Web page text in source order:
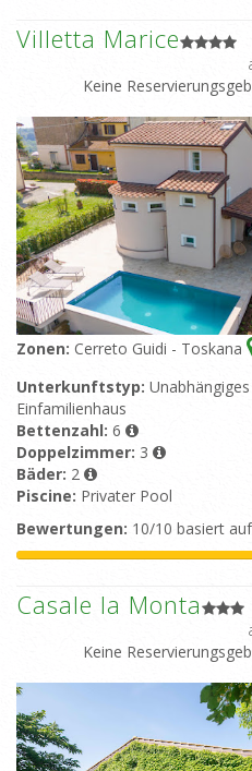
Villetta Marice
Keine
Zonen: Cerreto Guidi - Toskana
Unterkunftstyp: Unabhängiges
Einfamilienhaus
Bettenzahl: 6
Doppelzimmer: 3
Bäder: 2
Piscine: Privater Pool
Bewertungen: 10/10 basiert
Casale la Monta
Keine